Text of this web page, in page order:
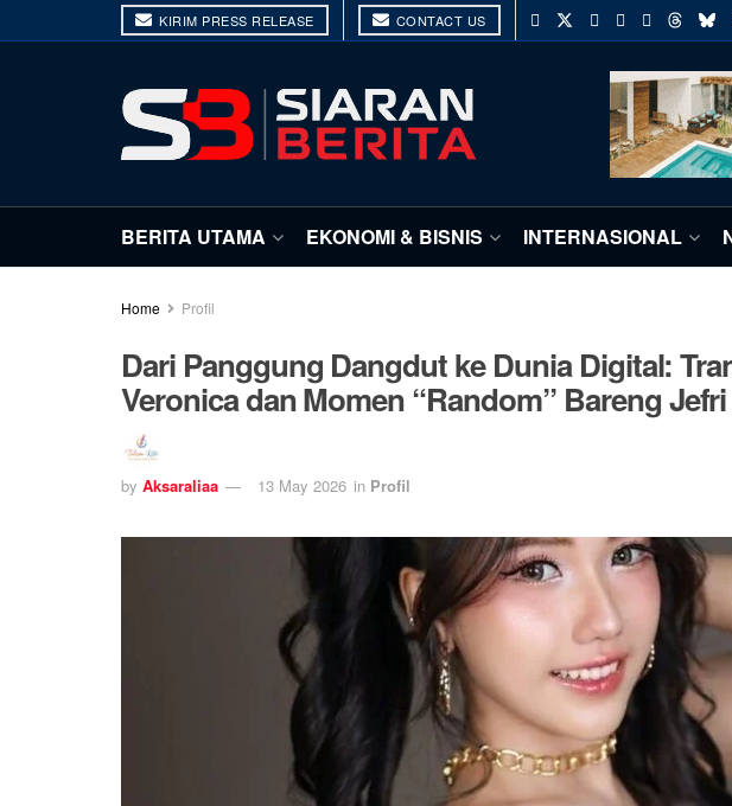
KIRIM PRESS RELEASE CONTACT US
BERITA UTAMA EKONOMI & BISNIS INTERNASIONAL
Home Profil
Dari Panggung Dangdut ke Dunia Digital:
Veronica dan Momen “Random” Bareng
by Aksaraliaa 13 May 2026 in Profil